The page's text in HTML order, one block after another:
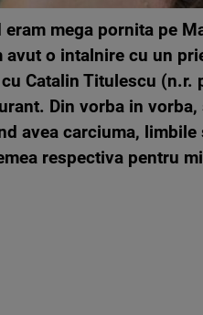
eram mega pornita pe
avut o intalnire cu un
Catalin Titulescu (n.r.
Din vorba in
avea carciuma,
respectiva pentru